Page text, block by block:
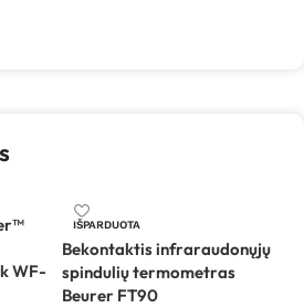
WF-
IŠPARDUOTA
Bekontaktis infraraudonųjų
spindulių termometras
Beurer FT90